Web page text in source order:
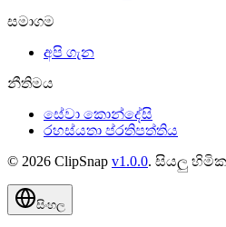
සමාගම
අපි ගැන
නීතිමය
සේවා කොන්දේසි
රහස්යතා ප්රතිපත්තිය
© 2026 ClipSnap v1.0.0. සියලු
සිංහල